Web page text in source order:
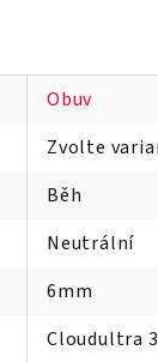
Obuv
Zvolte
Běh
Neutrální
6mm
Cloudultra 3